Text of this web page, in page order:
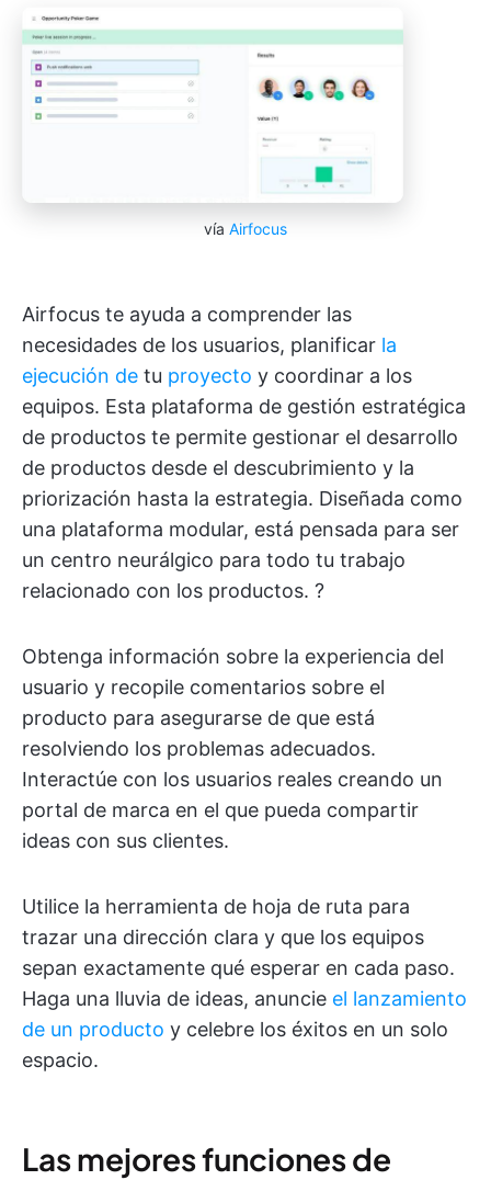
vía Airfocus
Airfocus te ayuda a comprender las
necesidades de los usuarios, planificar la
ejecución de tu proyecto y coordinar a los
equipos. Esta plataforma de gestión estratégica
de productos te permite gestionar el desarrollo
de productos desde el descubrimiento y la
priorización hasta la estrategia. Diseñada como
una plataforma modular, está pensada para ser
un centro neurálgico para todo tu trabajo
relacionado con los productos. ?
Obtenga información sobre la experiencia del
usuario y recopile comentarios sobre el
producto para asegurarse de que está
resolviendo los problemas adecuados.
Interactúe con los usuarios reales creando un
portal de marca en el que pueda compartir
ideas con sus clientes.
Utilice la herramienta de hoja de ruta para
trazar una dirección clara y que los equipos
sepan exactamente qué esperar en cada paso.
Haga una lluvia de ideas, anuncie el lanzamiento
de un producto y celebre los éxitos en un solo
espacio.
Las mejores funciones de